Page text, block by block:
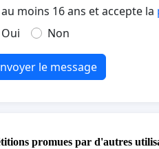
au moins 16 ans et accepte la
Oui
Non
le message
promues par d'autres